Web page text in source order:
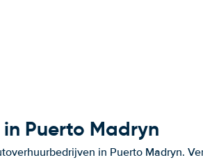
Puerto Madryn
in Puerto Madryn.